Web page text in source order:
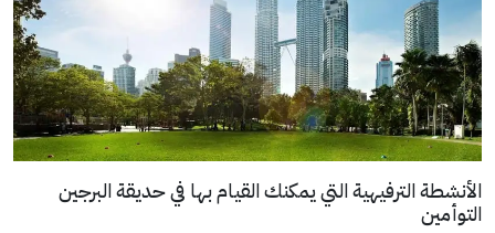
الأنشطة الترفيهية التي يمكنك القيام بها في حديقة البرجين
التوأمين